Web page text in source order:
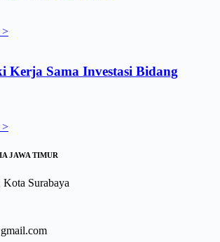
>
Kerja Sama Investasi Bidang
>
JAWA TIMUR
Surabaya